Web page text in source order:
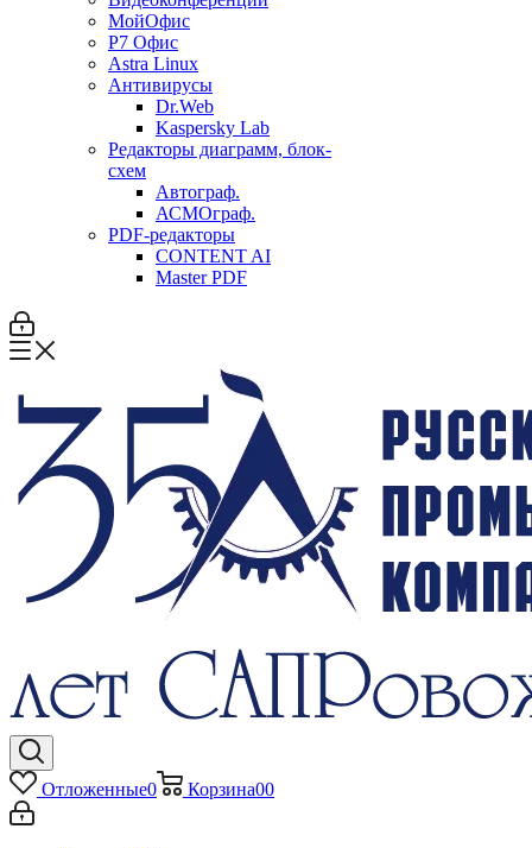
МойОфис
P7 Офис
Astra Linux
Антивирусы
Dr.Web
Kaspersky Lab
Редакторы диаграмм, блок-
схем
Автограф.
АСМОграф.
PDF-редакторы
CONTENT AI
Master PDF
Отложенные0 Корзина00